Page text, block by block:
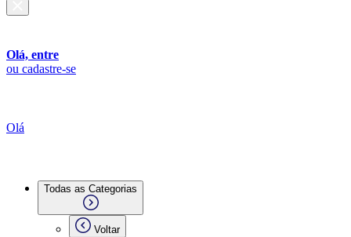
Olá, entre
ou cadastre-se
Olá
Todas as Categorias
Voltar